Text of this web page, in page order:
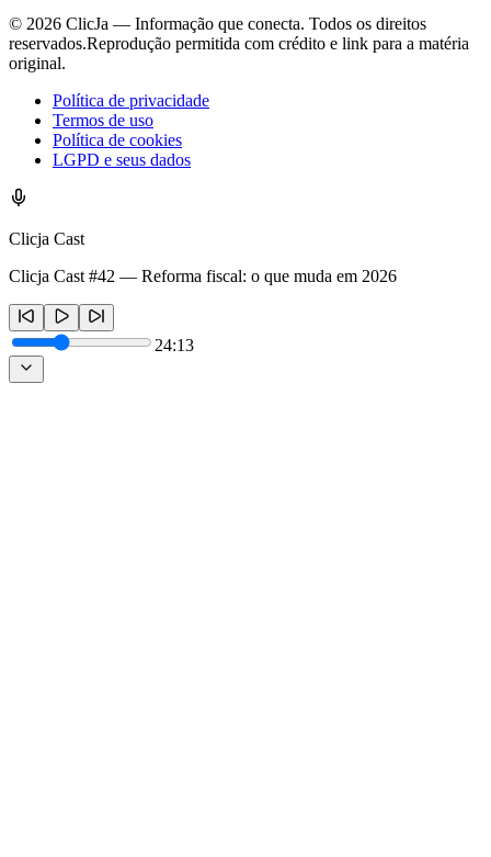
© 2026 ClicJa — Informação que conecta. Todos os direitos
reservados.Reprodução permitida com crédito e link para a matéria
original.
Política de privacidade
Termos de uso
Política de cookies
LGPD e seus dados
Clicja Cast
Clicja Cast #42 — Reforma fiscal: o que muda em 2026
24:13